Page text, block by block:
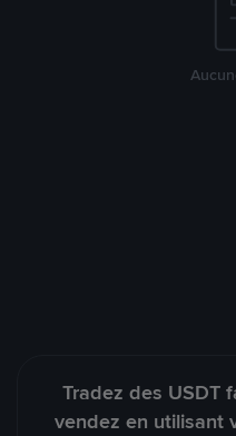
Tradez des USDT
vendez en utilisant